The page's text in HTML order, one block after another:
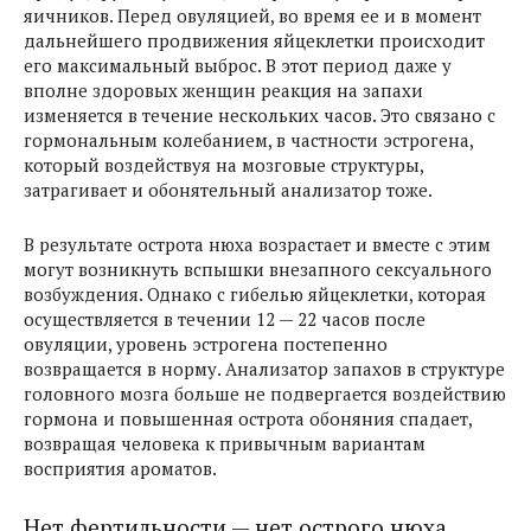
яичников. Перед овуляцией, во время ее и в момент
дальнейшего продвижения яйцеклетки происходит
его максимальный выброс. В этот период даже у
вполне здоровых женщин реакция на запахи
изменяется в течение нескольких часов. Это связано с
гормональным колебанием, в частности эстрогена,
который воздействуя на мозговые структуры,
затрагивает и обонятельный анализатор тоже.
В результате острота нюха возрастает и вместе с этим
могут возникнуть вспышки внезапного сексуального
возбуждения. Однако с гибелью яйцеклетки, которая
осуществляется в течении 12 — 22 часов после
овуляции, уровень эстрогена постепенно
возвращается в норму. Анализатор запахов в структуре
головного мозга больше не подвергается воздействию
гормона и повышенная острота обоняния спадает,
возвращая человека к привычным вариантам
восприятия ароматов.